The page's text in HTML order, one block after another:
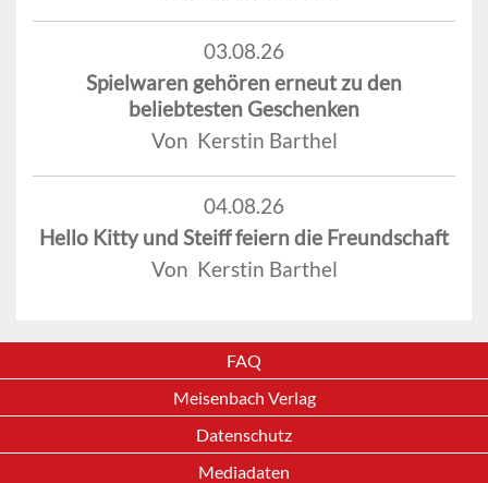
03.08.26
Spielwaren gehören erneut zu den
beliebtesten Geschenken
Von Kerstin Barthel
04.08.26
Hello Kitty und Steiff feiern die Freundschaft
Von Kerstin Barthel
FAQ
Meisenbach Verlag
Datenschutz
Mediadaten